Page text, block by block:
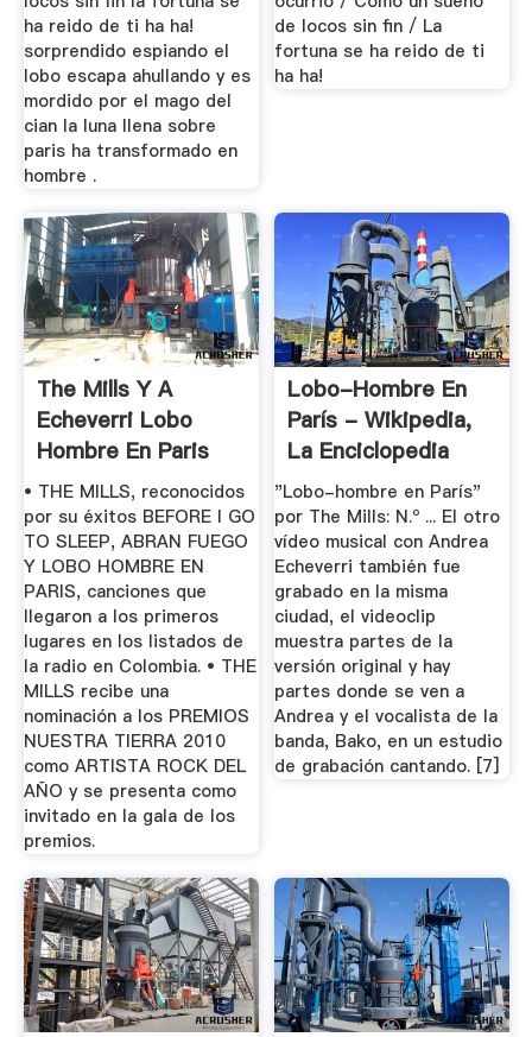
ha reido de ti ha ha!
sorprendido espiando el
lobo escapa ahullando y es
mordido por el mago del
cian la luna llena sobre
paris ha transformado en
hombre .
de locos sin fin / La
fortuna se ha reido de ti
ha ha!
The Mills Y A
Echeverri Lobo
Hombre En Paris
• THE MILLS, reconocidos
por su éxitos BEFORE I GO
TO SLEEP, ABRAN FUEGO
Y LOBO HOMBRE EN
PARIS, canciones que
llegaron a los primeros
lugares en los listados de
la radio en Colombia. • THE
MILLS recibe una
nominación a los PREMIOS
NUESTRA TIERRA 2010
como ARTISTA ROCK DEL
AÑO y se presenta como
invitado en la gala de los
premios.
Lobo-Hombre En
París - Wikipedia,
La Enciclopedia
Libre
"Lobo-hombre en París"
por The Mills: N.º ... El otro
vídeo musical con Andrea
Echeverri también fue
grabado en la misma
ciudad, el videoclip
muestra partes de la
versión original y hay
partes donde se ven a
Andrea y el vocalista de la
banda, Bako, en un estudio
de grabación cantando. [7]